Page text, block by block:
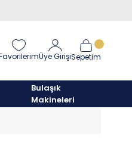
Üye GirişiSepetim
Bulaşık
Makineleri